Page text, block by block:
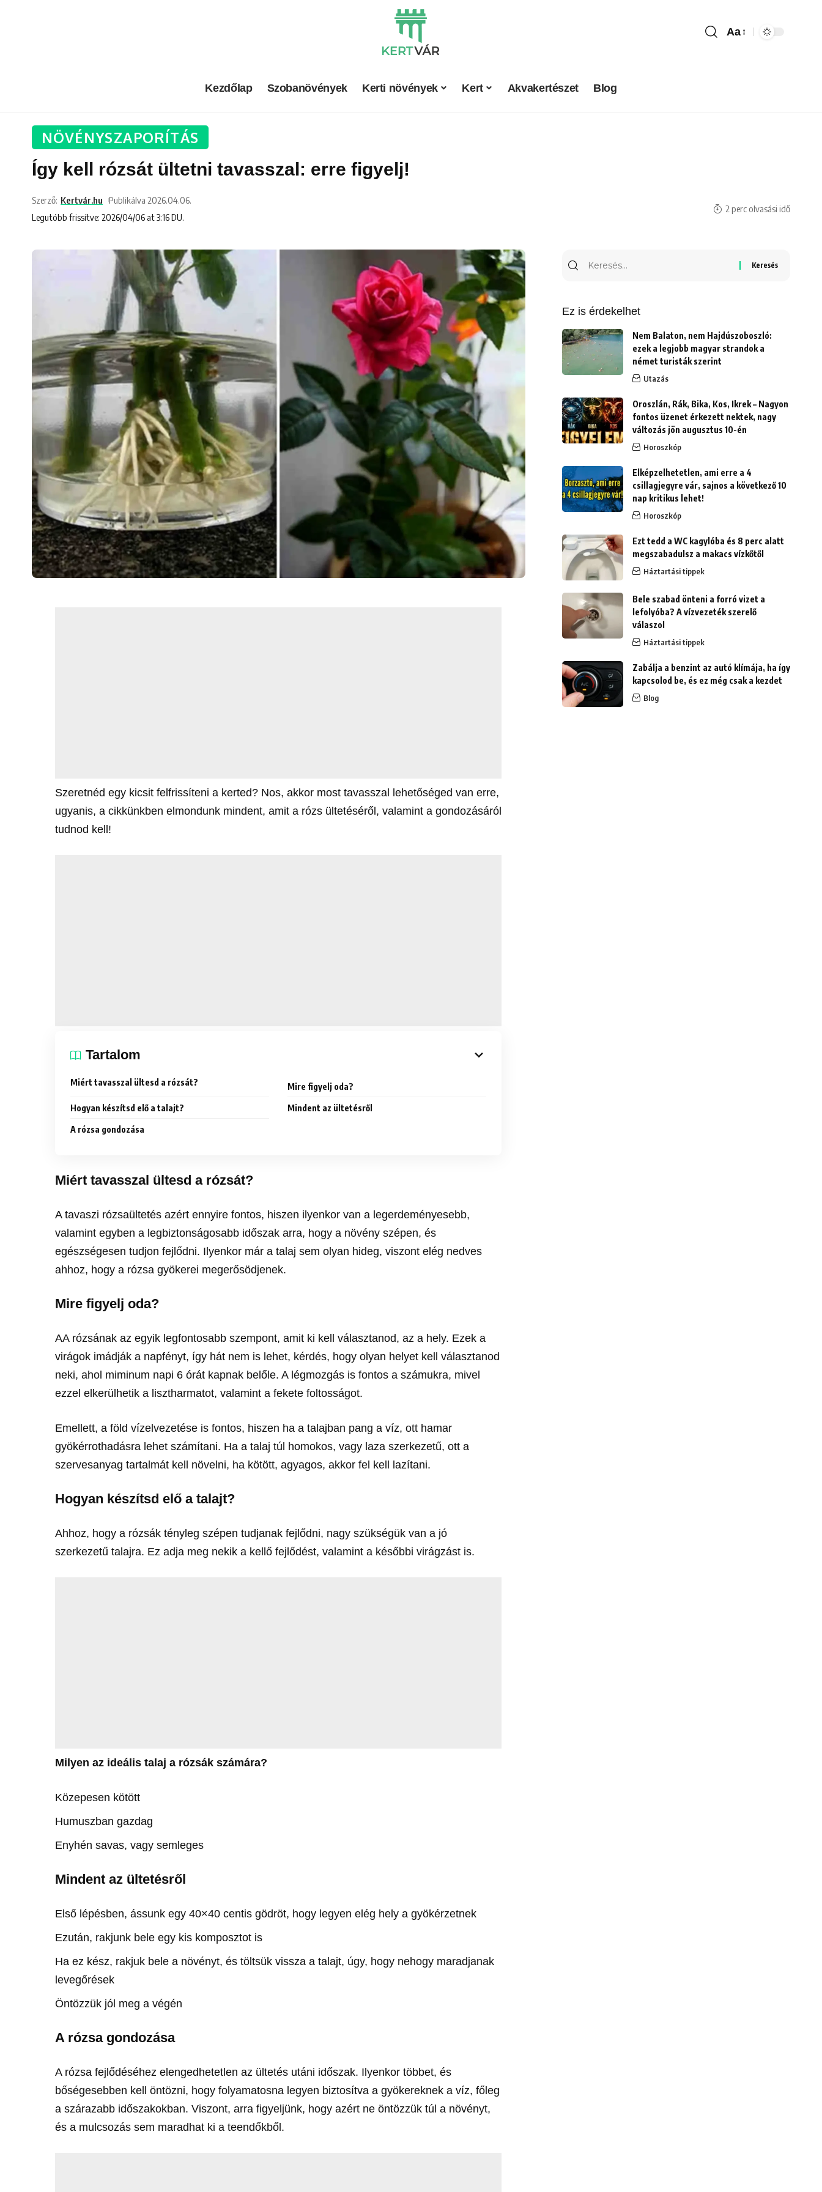
Aa
Kezdőlap Szobanövények Kerti növények Kert Akvakertészet Blog
NÖVÉNYSZAPORÍTÁS
Így kell rózsát ültetni tavasszal: erre figyelj!
Legutóbb frissítve: 2026/04/06 at 3:16 DU.
Szerző: Kertvár.hu Publikálva 2026.04.06.
2 perc olvasási idő
Szeretnéd egy kicsit felfrissíteni a kerted? Nos, akkor most tavasszal lehetőséged van erre,
ugyanis, a cikkünkben elmondunk mindent, amit a rózs ültetéséről, valamint a gondozásáról
tudnod kell!
Tartalom
Miért tavasszal ültesd a rózsát? Mire figyelj oda?
Hogyan készítsd elő a talajt? Mindent az ültetésről
A rózsa gondozása
Miért tavasszal ültesd a rózsát?
A tavaszi rózsaültetés azért ennyire fontos, hiszen ilyenkor van a legerdeményesebb,
valamint egyben a legbiztonságosabb időszak arra, hogy a növény szépen, és
egészségesen tudjon fejlődni. Ilyenkor már a talaj sem olyan hideg, viszont elég nedves
ahhoz, hogy a rózsa gyökerei megerősödjenek.
Mire figyelj oda?
AA rózsának az egyik legfontosabb szempont, amit ki kell választanod, az a hely. Ezek a
virágok imádják a napfényt, így hát nem is lehet, kérdés, hogy olyan helyet kell választanod
neki, ahol miminum napi 6 órát kapnak belőle. A légmozgás is fontos a számukra, mivel
ezzel elkerülhetik a lisztharmatot, valamint a fekete foltosságot.
Emellett, a föld vízelvezetése is fontos, hiszen ha a talajban pang a víz, ott hamar
gyökérrothadásra lehet számítani. Ha a talaj túl homokos, vagy laza szerkezetű, ott a
szervesanyag tartalmát kell növelni, ha kötött, agyagos, akkor fel kell lazítani.
Hogyan készítsd elő a talajt?
Ahhoz, hogy a rózsák tényleg szépen tudjanak fejlődni, nagy szükségük van a jó
szerkezetű talajra. Ez adja meg nekik a kellő fejlődést, valamint a későbbi virágzást is.
Milyen az ideális talaj a rózsák számára?
Közepesen kötött
Humuszban gazdag
Enyhén savas, vagy semleges
Mindent az ültetésről
Első lépésben, ássunk egy 40×40 centis gödröt, hogy legyen elég hely a gyökérzetnek
Ezután, rakjunk bele egy kis komposztot is
Ha ez kész, rakjuk bele a növényt, és töltsük vissza a talajt, úgy, hogy nehogy maradjanak
levegőrések
Öntözzük jól meg a végén
A rózsa gondozása
A rózsa fejlődéséhez elengedhetetlen az ültetés utáni időszak. Ilyenkor többet, és
bőségesebben kell öntözni, hogy folyamatosna legyen biztosítva a gyökereknek a víz, főleg
a szárazabb időszakokban. Viszont, arra figyeljünk, hogy azért ne öntözzük túl a növényt,
és a mulcsozás sem maradhat ki a teendőkből.
Ez is érdekelhet
Nem Balaton, nem Hajdúszoboszló:
ezek a legjobb magyar strandok a
német turisták szerint
Utazás
Oroszlán, Rák, Bika, Kos, Ikrek – Nagyon
fontos üzenet érkezett nektek, nagy
változás jön augusztus 10-én
Horoszkóp
Elképzelhetetlen, ami erre a 4
csillagjegyre vár, sajnos a következő 10
nap kritikus lehet!
Horoszkóp
Ezt tedd a WC kagylóba és 8 perc alatt
megszabadulsz a makacs vízkőtől
Háztartási tippek
Bele szabad önteni a forró vizet a
lefolyóba? A vízvezeték szerelő
válaszol
Háztartási tippek
Zabálja a benzint az autó klímája, ha így
kapcsolod be, és ez még csak a kezdet
Blog